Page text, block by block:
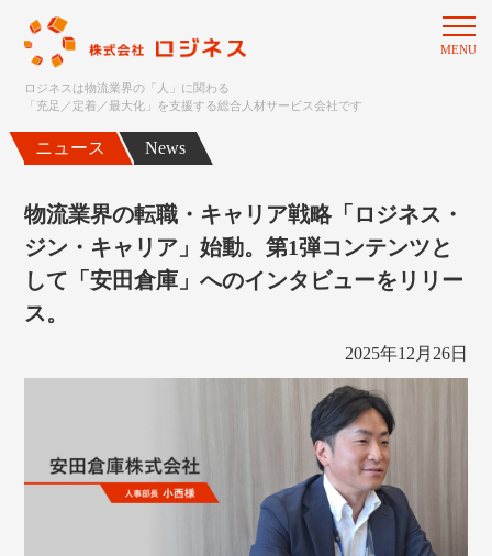
ロジネスは物流業界の「人」に関わる
「充足／定着／最大化」を支援する総合人材サービス会社です
ニュース News
物流業界の転職・キャリア戦略「ロジネス・
ジン・キャリア」始動。第1弾コンテンツと
して「安田倉庫」へのインタビューをリリー
ス。
2025年12月26日
MENU